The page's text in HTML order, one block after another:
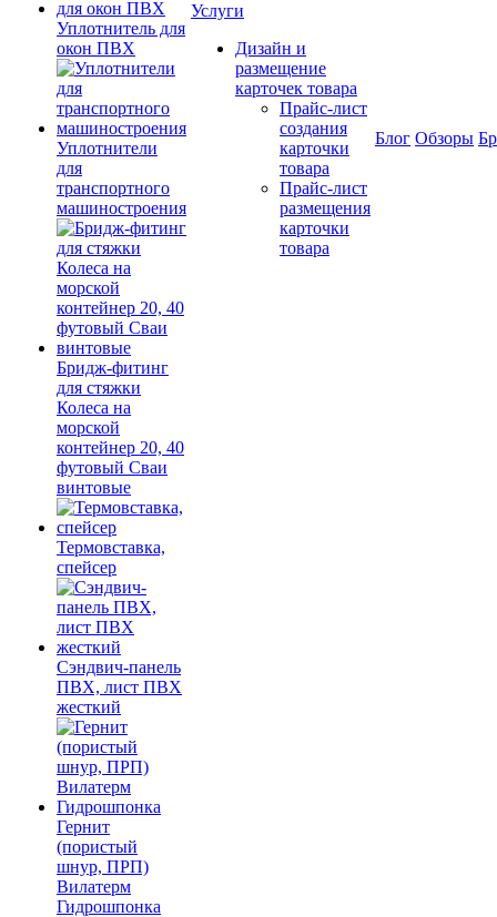
Уплотнитель для
окон ПВХ
Уплотнители
для
транспортного
машиностроения
Бридж-фитинг
для стяжки
Колеса на
морской
контейнер 20, 40
футовый Сваи
винтовые
Термовставка,
спейсер
Сэндвич-панель
ПВХ, лист ПВХ
жесткий
Гернит
(пористый
шнур, ПРП)
Вилатерм
Гидрошпонка
Услуги
Дизайн и
размещение
карточек товара
Прайс-лист
создания
карточки
товара
Прайс-лист
размещения
карточки
товара
Блог Обзоры